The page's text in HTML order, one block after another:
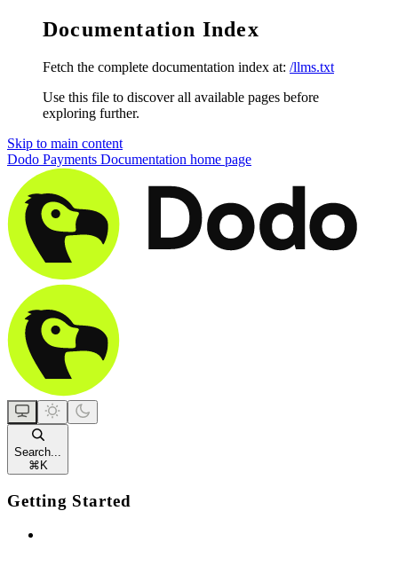
Documentation Index
Fetch the complete documentation index at: /llms.txt
Use this file to discover all available pages before
exploring further.
Skip to main content
Dodo Payments Documentation home page
Search...
⌘ K
Getting Started